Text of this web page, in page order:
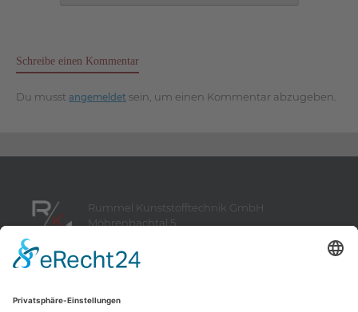
Schreibe einen Kommentar
Du musst angemeldet sein, um einen Kommentar abzugeben.
Rummel Kunststofftechnik GmbH
Möhrenbachtal 5
Telefax:+49 (0) 9142 945 489 9